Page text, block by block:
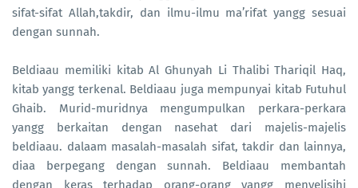
sifat-sifat Allah,takdir, dan ilmu-ilmu ma’rifat yangg sesuai
dengan sunnah.
Beldiaau memiliki kitab Al Ghunyah Li Thalibi Thariqil Haq,
kitab yangg terkenal. Beldiaau juga mempunyai kitab Futuhul
Ghaib. Murid-muridnya mengumpulkan perkara-perkara
yangg berkaitan dengan nasehat dari majelis-majelis
beldiaau. dalaam masalah-masalah sifat, takdir dan lainnya,
diaa berpegang dengan sunnah. Beldiaau membantah
dengan keras terhadap orang-orang yangg menyelisihi